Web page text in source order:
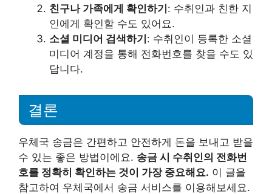
친구나 가족에게 확인하기: 수취인과 친한 지
인에게 확인할 수도 있어요.
소셜 미디어 검색하기: 수취인이 등록한 소셜
미디어 계정을 통해 전화번호를 찾을 수도 있
답니다.
결론
우체국 송금은 간편하고 안전하게 돈을 보내고 받을
수 있는 좋은 방법이에요. 송금 시 수취인의 전화번
호를 정확히 확인하는 것이 가장 중요해요. 이 글을
참고하여 우체국에서 송금 서비스를 이용해보세요.